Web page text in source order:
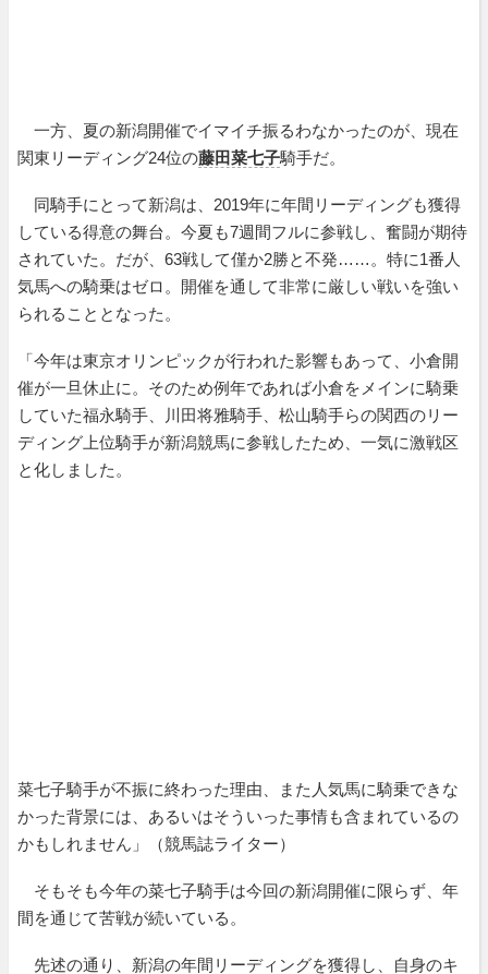
一方、夏の新潟開催でイマイチ振るわなかったのが、現在
関東リーディング24位の藤田菜七子騎手だ。
同騎手にとって新潟は、2019年に年間リーディングも獲得
している得意の舞台。今夏も7週間フルに参戦し、奮闘が期待
されていた。だが、63戦して僅か2勝と不発……。特に1番人
気馬への騎乗はゼロ。開催を通して非常に厳しい戦いを強い
られることとなった。
「今年は東京オリンピックが行われた影響もあって、小倉開
催が一旦休止に。そのため例年であれば小倉をメインに騎乗
していた福永騎手、川田将雅騎手、松山騎手らの関西のリー
ディング上位騎手が新潟競馬に参戦したため、一気に激戦区
と化しました。
菜七子騎手が不振に終わった理由、また人気馬に騎乗できな
かった背景には、あるいはそういった事情も含まれているの
かもしれません」（競馬誌ライター）
そもそも今年の菜七子騎手は今回の新潟開催に限らず、年
間を通じて苦戦が続いている。
先述の通り、新潟の年間リーディングを獲得し、自身のキ